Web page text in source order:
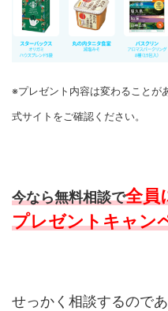
※プレゼント内容は変わることが
式サイトをご確認ください。
今なら無料相談で全員
プレゼントキャン
せっかく相談するので